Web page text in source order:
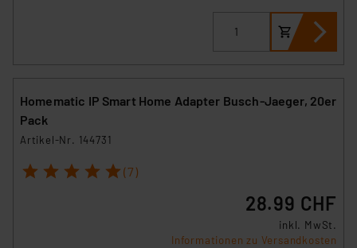
Homematic IP Smart Home Adapter Busch-Jaeger, 20er
Pack
Artikel-Nr. 144731
1 2 3 4 5 (7)
28.99 CHF
inkl. MwSt.
Informationen zu Versandkosten